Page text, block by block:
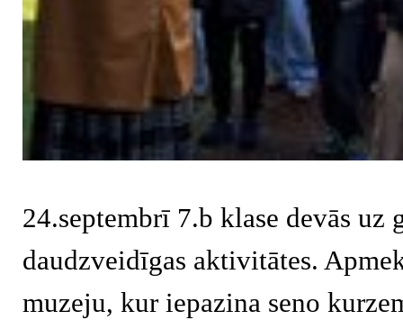
24.septembrī 7.b klase devās
daudzveidīgas aktivitātes.
muzeju, kur iepazina seno